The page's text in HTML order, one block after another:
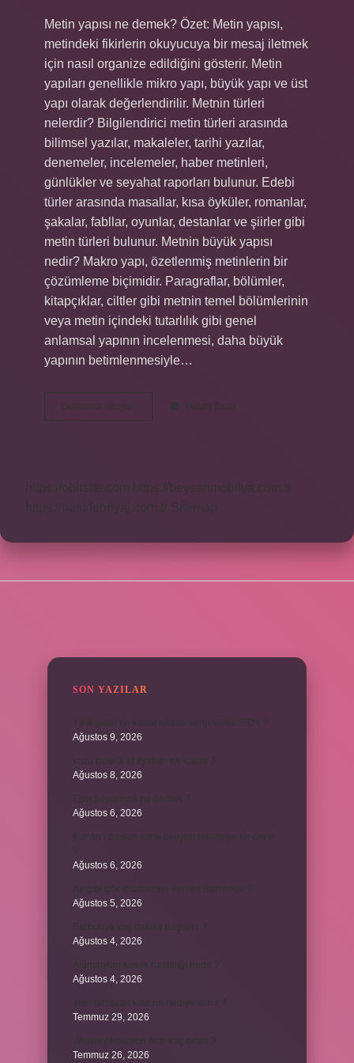
Metin yapısı ne demek? Özet: Metin yapısı,
metindeki fikirlerin okuyucuya bir mesaj iletmek
için nasıl organize edildiğini gösterir. Metin
yapıları genellikle mikro yapı, büyük yapı ve üst
yapı olarak değerlendirilir. Metnin türleri
nelerdir? Bilgilendirici metin türleri arasında
bilimsel yazılar, makaleler, tarihi yazılar,
denemeler, incelemeler, haber metinleri,
günlükler ve seyahat raporları bulunur. Edebi
türler arasında masallar, kısa öyküler, romanlar,
şakalar, fabllar, oyunlar, destanlar ve şiirler gibi
metin türleri bulunur. Metnin büyük yapısı
nedir? Makro yapı, özetlenmiş metinlerin bir
çözümleme biçimidir. Paragraflar, bölümler,
kitapçıklar, ciltler gibi metnin temel bölümlerinin
veya metin içindeki tutarlılık gibi genel
anlamsal yapının incelenmesi, daha büyük
yapının betimlenmesiyle…
Devamını okuyun
Yapısı
Yorum Bırak
https://obirsite.com
https://beysanmobilya.com.tr
https://bastdebriyaj.com.tr Sitemap
SON YAZILAR
Ağustos 9, 2026
Ağustos 8, 2026
Ağustos 6, 2026
Ağustos 6, 2026
Ağustos 5, 2026
Ağustos 4, 2026
Ağustos 4, 2026
Temmuz 29, 2026
Temmuz 26, 2026